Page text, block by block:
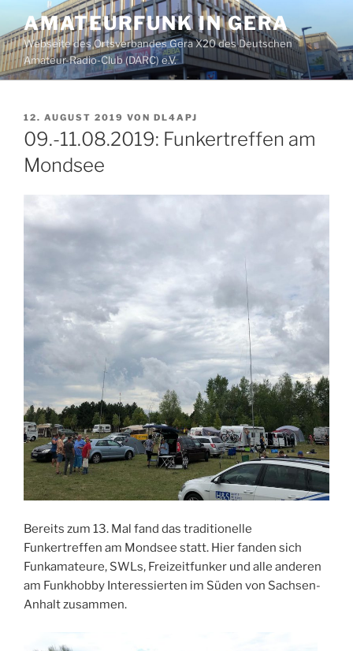
Inhalt
springen
AMATEURFUNK IN GERA
Webseite des Ortsverbandes Gera X20 des Deutschen
Amateur-Radio-Club (DARC) e.V.
VERÖFFENTLICHT
AM
12. AUGUST 2019 VON DL4APJ
09.-11.08.2019: Funkertreffen am
Mondsee
Bereits zum 13. Mal fand das traditionelle
Funkertreffen am Mondsee statt. Hier fanden sich
Funkamateure, SWLs, Freizeitfunker und alle anderen
am Funkhobby Interessierten im Süden von Sachsen-
Anhalt zusammen.